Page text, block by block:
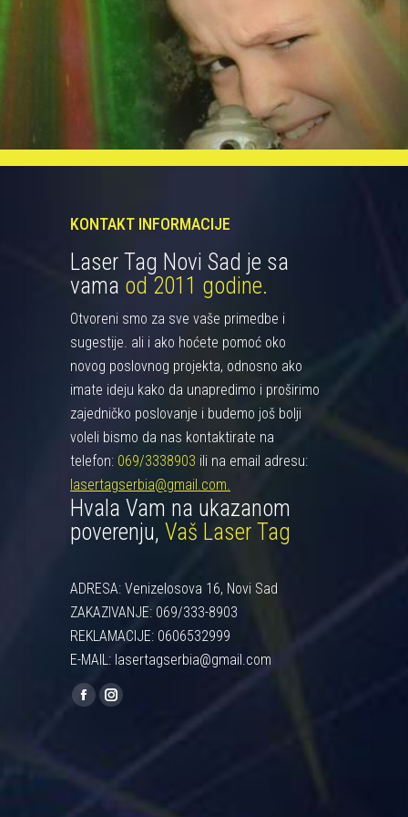
KONTAKT INFORMACIJE
Laser Tag Novi Sad je sa
vama od 2011 godine.
Otvoreni smo za sve vaše primedbe i
sugestije. ali i ako hoćete pomoć oko
novog poslovnog projekta, odnosno ako
imate ideju kako da unapredimo i proširimo
zajedničko poslovanje i budemo još bolji
voleli bismo da nas kontaktirate na
telefon: 069/3338903 ili na email adresu:
lasertagserbia@gmail.com.
Hvala Vam na ukazanom
poverenju, Vaš Laser Tag
ADRESA: Venizelosova 16, Novi Sad
ZAKAZIVANJE: 069/333-8903
REKLAMACIJE: 0606532999
E-MAIL: lasertagserbia@gmail.com
Find us on:
FacebookInstagram